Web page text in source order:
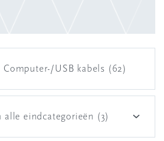
Computer-/USB kabels (62)
alle eindcategorieën (3)